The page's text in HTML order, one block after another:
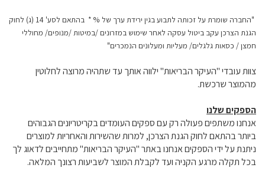
"החברה שומרת על זכותה לתבוע בגין ירידת ערך של * %
בהתאם לסע' 14 (ג) לחוק
הגנת הצרכן עקב ביטול עסקה לאחר שימוש במזרונים /במיטות /מנופים/ מחוללי
חמצן / כסאות גלגלים/ מעליות ומעלונים הנמכרים"
צוות עובדי "העיקר הבריאות" ילווה אותך עד שתהיה מרוצה לחלוטין
מהמוצר שרכשת.
הספקים שלנו
אנחנו משתפים פעולה רק עם ספקים העומדים בקריטריונים הגבוהים
ביותר בהתאם לחוק הגנת הצרכן, למרות שהשירות והאחריות למוצרים
ניתנת על ידי הספקים אנחנו באתר "העיקר הבריאות" מתחייבים לדאוג לך
בכל תקלה מרגע הקניה ועד לקבלת המוצר לשביעות רצונך המלאה.